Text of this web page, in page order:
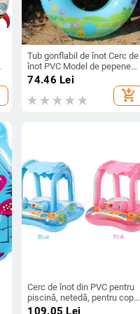
Tub gonflabil de înot Cerc de
înot PVC Model de pepene
verde Inel de piscină
gonflabil Inel de înot Jucării
pentru sporturi acvatice de
74.46 Lei
add_shopping_cart
Cerc de înot din PVC pentru
piscină, netedă, pentru copii,
flotoare pentru piscină,
109.05 Lei